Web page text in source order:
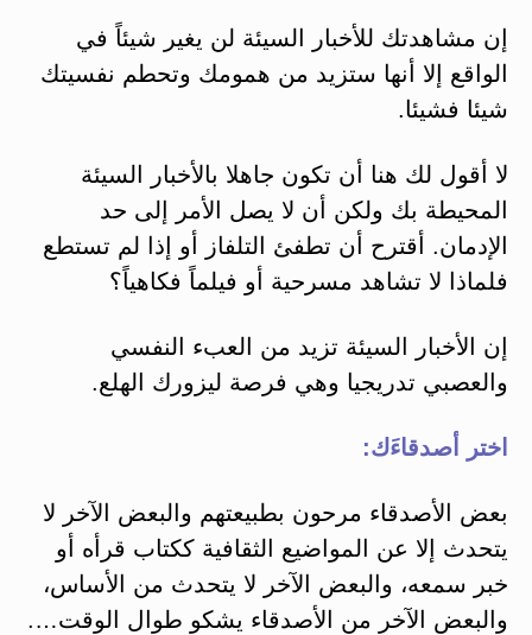
إن مشاهدتك للأخبار السيئة لن يغير شيئاً في
الواقع إلا أنها ستزيد من همومك وتحطم نفسيتك
شيئا فشيئا.
لا أقول لك هنا أن تكون جاهلا بالأخبار السيئة
المحيطة بك ولكن أن لا يصل الأمر إلى حد
الإدمان. أقترح أن تطفئ التلفاز أو إذا لم تستطع
فلماذا لا تشاهد مسرحية أو فيلماً فكاهياً؟
إن الأخبار السيئة تزيد من العبء النفسي
والعصبي تدريجيا وهي فرصة ليزورك الهلع.
اختر أصدقاءَك:
بعض الأصدقاء مرحون بطبيعتهم والبعض الآخر لا
يتحدث إلا عن المواضيع الثقافية ككتاب قرأه أو
خبر سمعه، والبعض الآخر لا يتحدث من الأساس،
والبعض الآخر من الأصدقاء يشكو طوال الوقت….